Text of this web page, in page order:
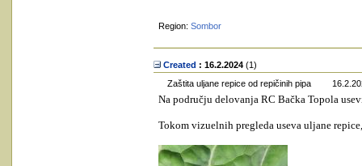
Region: Sombor
Created : 16.2.2024 ‎(1)
Zaštita uljane repice od repičinih pipa
Na području delovanja RC Bačka Topola
Tokom vizuelnih pregleda useva uljane